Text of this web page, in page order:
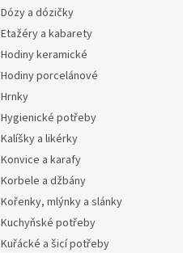
Dózy a dózičky
Etažéry a kabarety
Hodiny keramické
Hodiny porcelánové
Hrnky
Hygienické potřeby
Kalíšky a likérky
Konvice a karafy
Korbele a džbány
Kořenky, mlýnky a slánky
Kuchyňské potřeby
Kuřácké a šicí potřeby